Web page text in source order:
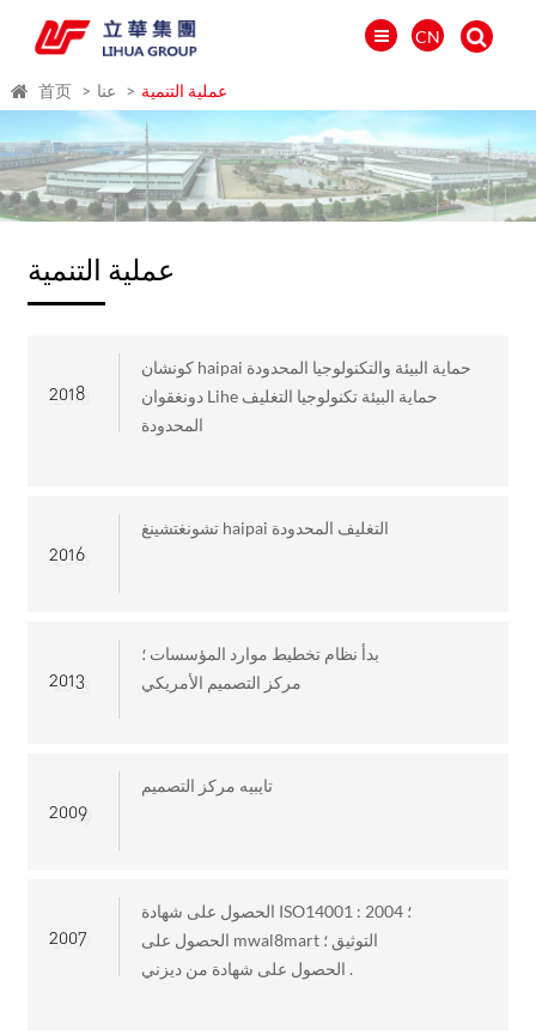
CN
首页 عنا عملية التنمية
عملية التنمية
2018
كونشان haipai حماية البيئة والتكنولوجيا المحدودة
دونغقوان Lihe حماية البيئة تكنولوجيا التغليف
المحدودة
2016
تشونغتشينغ haipai التغليف المحدودة
2013
بدأ نظام تخطيط موارد المؤسسات ؛
مركز التصميم الأمريكي
2009
تايبيه مركز التصميم
2007
الحصول على شهادة ISO14001 : 2004 ؛
الحصول على mwal8mart التوثيق ؛
الحصول على شهادة من ديزني .